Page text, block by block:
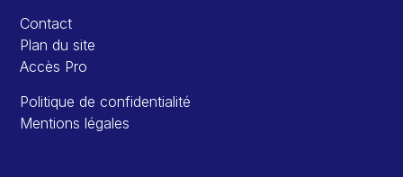
Contact
Plan du site
Accès Pro
Politique de confidentialité
Mentions légales